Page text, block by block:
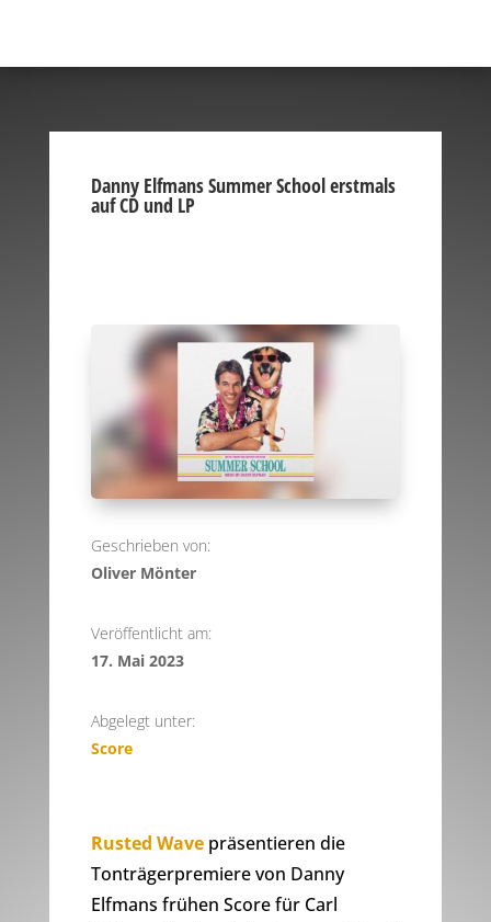
Danny Elfmans Summer School erstmals
auf CD und LP
Geschrieben von:
Oliver Mönter
Veröffentlicht am:
17. Mai 2023
Abgelegt unter:
Score
Rusted Wavepräsentieren die
Tonträgerpremiere von Danny
Elfmans frühen Score für Carl